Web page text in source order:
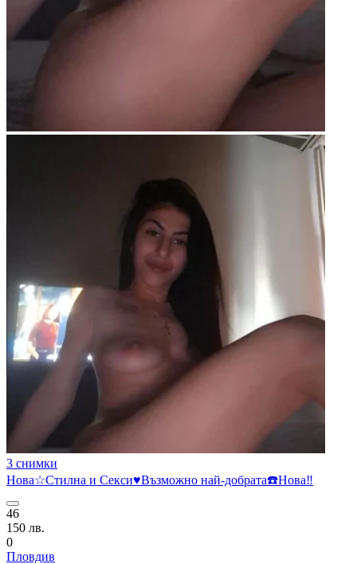
3 снимки
Нова☆Стилна и Секси♥️Възможно най-добрата☎️Нова‼️
46
150 лв.
0
Пловдив